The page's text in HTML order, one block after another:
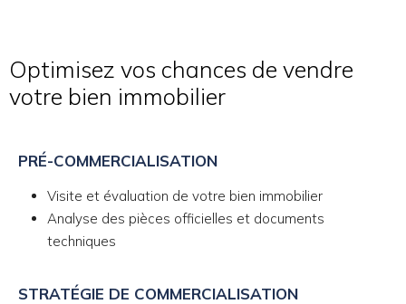
Optimisez vos chances de vendre
votre bien immobilier
PRÉ-COMMERCIALISATION
Visite et évaluation de votre bien immobilier
Analyse des pièces officielles et documents
techniques
STRATÉGIE DE COMMERCIALISATION